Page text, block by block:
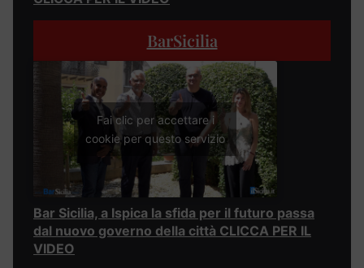
BarSicilia
Fai clic per accettare i
cookie per questo servizio
Bar Sicilia, a Ispica la sfida per il futuro passa
dal nuovo governo della città CLICCA PER IL
VIDEO